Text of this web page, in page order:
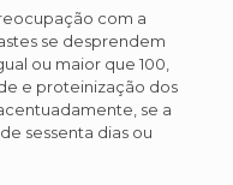
com a
se desprendem
ou maior que 100,
e proteinização dos
se a
sessenta dias ou